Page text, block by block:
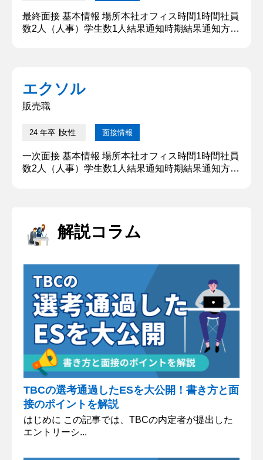
最終面接 基本情報 場所本社オフィス時間1時間社員
数2人（人事）学生数1人結果通知時期結果通知方法
す。 ②志望理由を教えてください 私は、これから
生きていく自分や周りの人のためになる仕事がした
エクソル
販売職
24 年卒 女性 面接情報
一次面接 基本情報 場所本社オフィス時間1時間社員
数2人（人事）学生数1人結果通知時期結果通知方法
②大学時代に力を入れたことを教えてください 学生
時代、私が力を入れてきたことはアルバイトです。
解説コラム
TBCの選考通過したESを大公開！書き方と面
接のポイントを解説
はじめに この記事では、TBCの内定者が提出した
エントリーシ...